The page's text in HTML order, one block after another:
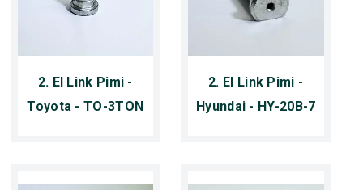
2. El Link Pimi -
Toyota - TO-3TON
2. El Link Pimi -
Hyundai - HY-20B-7